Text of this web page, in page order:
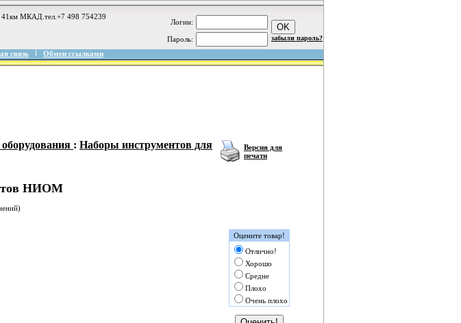
41км МКАД.тел.+7 498 754239
Логин:
Пароль: забыли пароль?
связь Обмен ссылками
: Наборы инструментов для
Версия для
печати
НИОМ
Оцените товар!
Отлично!
Хорошо
Средне
Плохо
Очень плохо